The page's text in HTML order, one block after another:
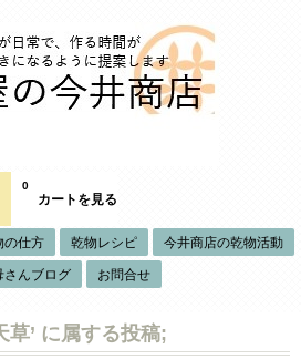
カートを見る
0
の仕方 乾物レシピ 今井商店の乾物活動
さんブログ お問合せ
草’ に属する投稿;